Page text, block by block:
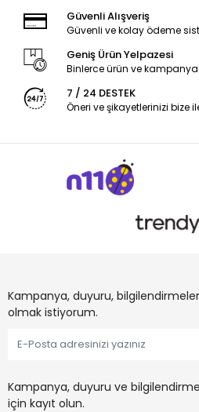
Güvenli Alışveriş
Güvenli ve kolay ödeme
Geniş Ürün Yelpazesi
Binlerce ürün ve
7 / 24 DESTEK
Öneri ve şikayetlerinizi bize
Kampanya, duyuru,
olmak istiyorum.
Kampanya, duyuru ve
için kayıt olun.